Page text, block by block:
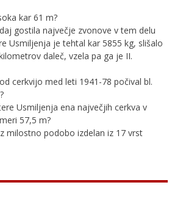
kar 61 m?
gostila največje zvonove v tem delu
Usmiljenja je tehtal kar 5855 kg, slišalo
daleč, vzela pa ga je II.
cerkvijo med leti 1941-78 počival bl.
Usmiljenja ena največjih cerkva v
57,5 m?
milostno podobo izdelan iz 17 vrst